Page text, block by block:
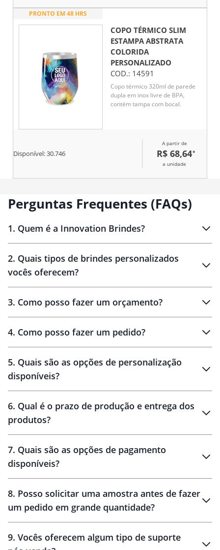
PRONTO EM 48 HRS
COPO TÉRMICO SLIM
ESTAMPA ABSTRATA
COLORIDA
PERSONALIZADO
COD.: 14591
Copo térmico 320ml de parede
dupla em inox livre de BPA,
contém tampa com bocal.
Disponível:30.746
A partir de
R$ 68,64*
a unidade
Perguntas Frequentes (FAQs)
1. Quem é a Innovation Brindes?
Brindes personalizados
2. Quais tipos de brindes personalizados
vocês oferecem?
personalizados
3. Como posso fazer um orçamento?
brinde
personalização
4. Como posso fazer um pedido?
amostra virtual
5. Quais são as opções de personalização
disponíveis?
6. Qual é o prazo de produção e entrega dos
produtos?
10 dias
brinde
48 horas
7. Quais são as opções de pagamento
disponíveis?
8. Posso solicitar uma amostra antes de fazer
um pedido em grande quantidade?
9. Vocês oferecem algum tipo de suporte